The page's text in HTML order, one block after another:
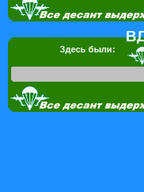
Здесь были: